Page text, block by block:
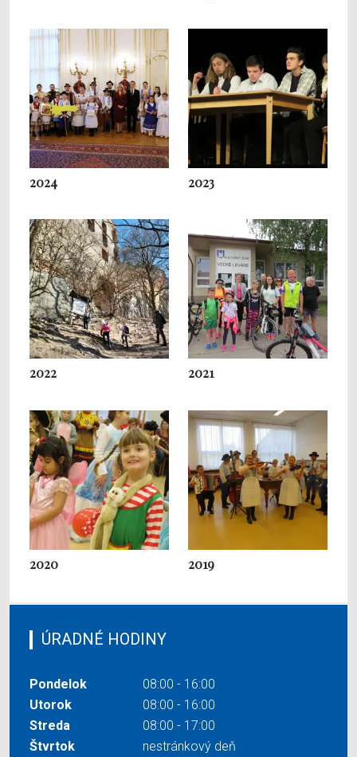
2024 2023
2022 2021
2020 2019
ÚRADNÉ HODINY
Pondelok
08:00 - 16:00
Utorok
08:00 - 16:00
Streda
08:00 - 17:00
Štvrtok
nestránkový deň